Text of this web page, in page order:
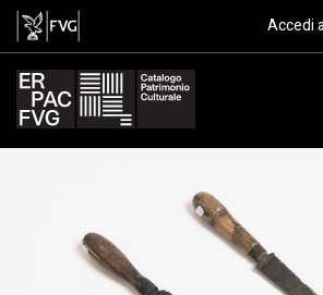
raspa per osso, raspa
Accedi